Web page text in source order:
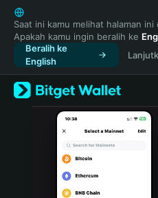
English
日本語
Tiếng Việt
Русский
Español (Latinoamérica)
Türkçe
Italiano
Português (Portugal)
Saat ini kamu melihat halaman ini
Apakah kamu ingin beralih ke
Beralih ke
English